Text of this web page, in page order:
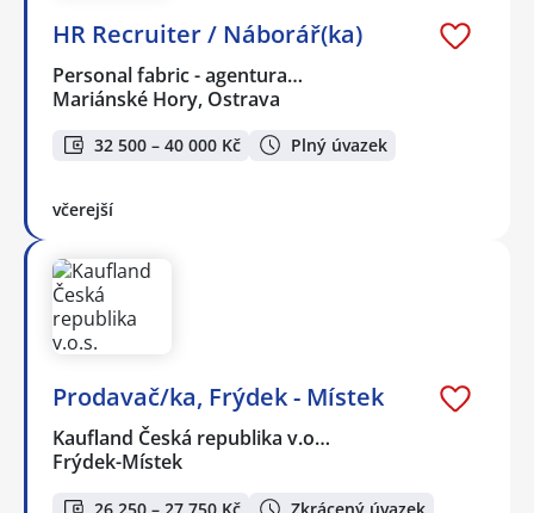
HR Recruiter / Náborář(ka)
Personal fabric - agentura…
Mariánské Hory, Ostrava
32 500 – 40 000 Kč Plný úvazek
včerejší
Prodavač/ka, Frýdek - Místek
Kaufland Česká republika v.o…
Frýdek-Místek
26 250 – 27 750 Kč Zkrácený úvazek